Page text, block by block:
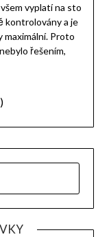
vyplatí na sto
kontrolovány a je
maximální. Proto
řešením,